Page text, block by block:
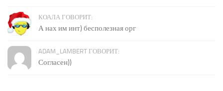
КОАЛА ГОВОРИТ:
А нах им инт) бесполезная орг
ADAM_LAMBERT ГОВОРИТ:
Согласен))